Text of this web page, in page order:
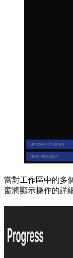
當對工作區中的多
窗將顯示操作的詳